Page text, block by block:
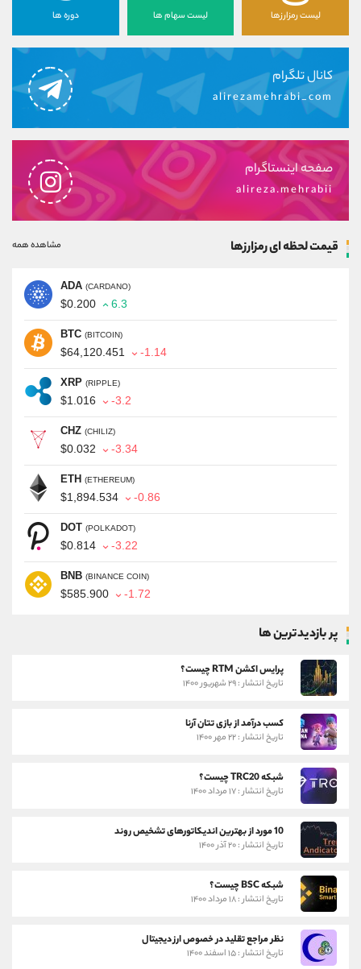
لیست رمزارزها لیست سهام ها دوره ها
کانال تلگرام
alirezamehrabi_com
صفحه اینستاگرام
alireza.mehrabii
قیمت لحظه ای رمزارزها مشاهده همه
ADA (CARDANO)
$0.200 6.3
BTC (BITCOIN)
$64,120.451 -1.14
XRP (RIPPLE)
$1.016 -3.2
CHZ (CHILIZ)
$0.032 -3.34
ETH (ETHEREUM)
$1,894.534 -0.86
DOT (POLKADOT)
$0.814 -3.22
BNB (BINANCE COIN)
$585.900 -1.72
پر بازدیدترین ها
پرایس اکشن RTM چیست؟
تاریخ انتشار : ۲۹ شهریور ۱۴۰۰
کسب درآمد از بازی تتان آرنا
تاریخ انتشار : ۲۲ مهر ۱۴۰۰
شبکه TRC20 چیست؟
تاریخ انتشار : ۱۷ مرداد ۱۴۰۰
10 مورد از بهترین اندیکاتورهای تشخیص روند
تاریخ انتشار : ۲۰ آذر ۱۴۰۰
شبکه BSC چیست؟
تاریخ انتشار : ۱۸ مرداد ۱۴۰۰
نظر مراجع تقلید در خصوص ارز دیجیتال
تاریخ انتشار : ۱۵ اسفند ۱۴۰۰